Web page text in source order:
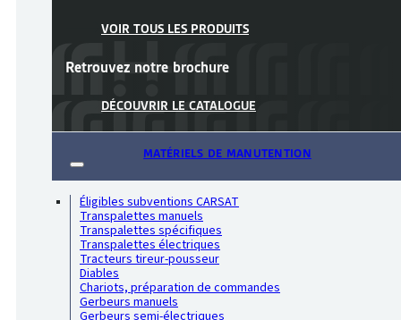
VOIR TOUS LES PRODUITS
Retrouvez notre brochure
DÉCOUVRIR LE CATALOGUE
MATÉRIELS DE MANUTENTION
Éligibles subventions CARSAT
Transpalettes manuels
Transpalettes spécifiques
Transpalettes électriques
Tracteurs tireur-pousseur
Diables
Chariots, préparation de commandes
Gerbeurs manuels
Gerbeurs semi-électriques